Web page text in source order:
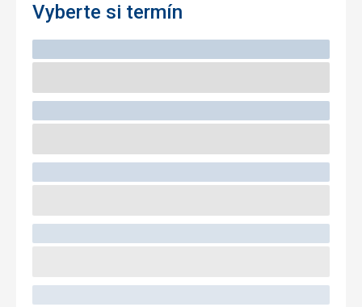
Vyberte si termín